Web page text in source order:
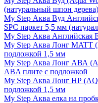
(натуральный шпон дерева)
My Step Аква Вуд
SPC паркет 5,5 мм
My Step Аква Английская
My Step Аква Лонг MATT
подложкой 1,5 мм
My Step Аква Лонг АВА
ABA плите с подложкой
My Step Аква Лонг НР
подложкой 1,5 мм
My Step Аква елка на